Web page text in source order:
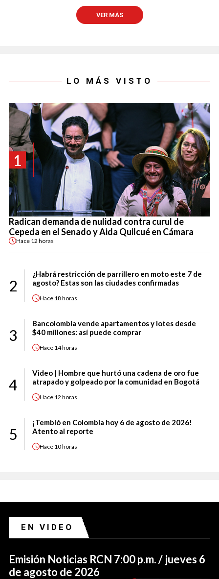
VER MÁS
LO MÁS VISTO
1
Radican demanda de nulidad contra curul de
Cepeda en el Senado y Aida Quilcué en Cámara
Hace 12 horas
2
¿Habrá restricción de parrillero en moto este 7 de
agosto? Estas son las ciudades confirmadas
Hace 18 horas
3
Bancolombia vende apartamentos y lotes desde
$40 millones: así puede comprar
Hace 14 horas
4
Video | Hombre que hurtó una cadena de oro fue
atrapado y golpeado por la comunidad en Bogotá
Hace 12 horas
5
¡Tembló en Colombia hoy 6 de agosto de 2026!
Atento al reporte
Hace 10 horas
EN VIDEO
Emisión Noticias RCN 7:00 p.m. / jueves 6
de agosto de 2026